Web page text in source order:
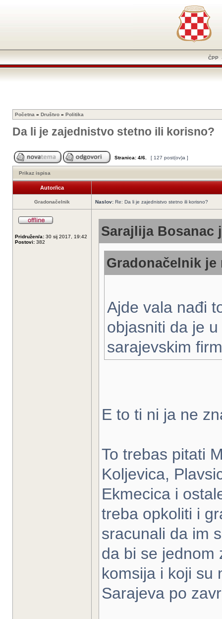
ČPP
Početna » Društvo » Politika
Da li je zajednistvo stetno ili korisno?
Stranica: 4/6 [ 127 post(ov)a ]
Prikaz ispisa
Autor/ica
Gradonačelnik Naslov: Re: Da li je zajednistvo stetno ili korisno?
Pridružen/a: 30 sij 2017, 19:42
Postovi: 382
Sarajlija Bosanac
Gradonačelnik je
Ajde vala nađi
objasniti da je
sarajevskim
E to ti ni ja ne
To trebas pitati
Koljevica,
Ekmecica i
treba opkoliti i
sracunali da im
da bi se jednom
komsija i koji su
Sarajeva po